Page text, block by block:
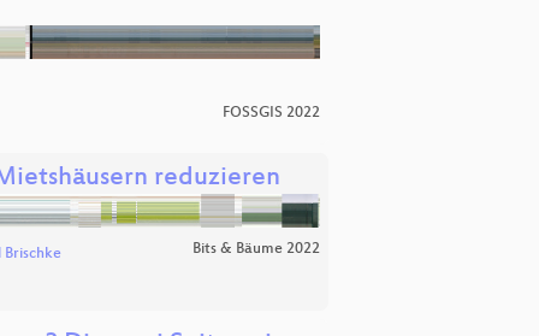
FOSSGIS 2022
reduzieren
Brischke Bits & Bäume 2022